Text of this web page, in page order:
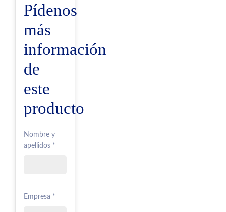
Pídenos
más
información
de
este
producto
Nombre y
apellidos *
Empresa *